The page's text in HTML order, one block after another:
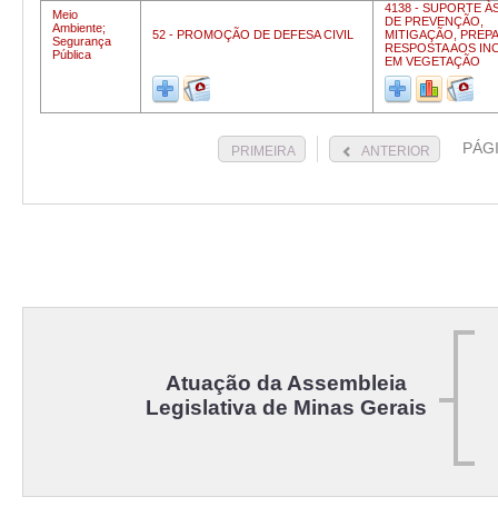
Meio
Ambiente;
Segurança
Pública
52 - PROMOÇÃO DE DEFESA CIVIL
4138 - SUPORTE
DE PREVENÇÃO,
MITIGAÇÃO,
RESPOSTA AOS
EM VEGETAÇÃO
PRIMEIRA ANTERIOR
Atuação da Assembleia
Legislativa de Minas Gerais